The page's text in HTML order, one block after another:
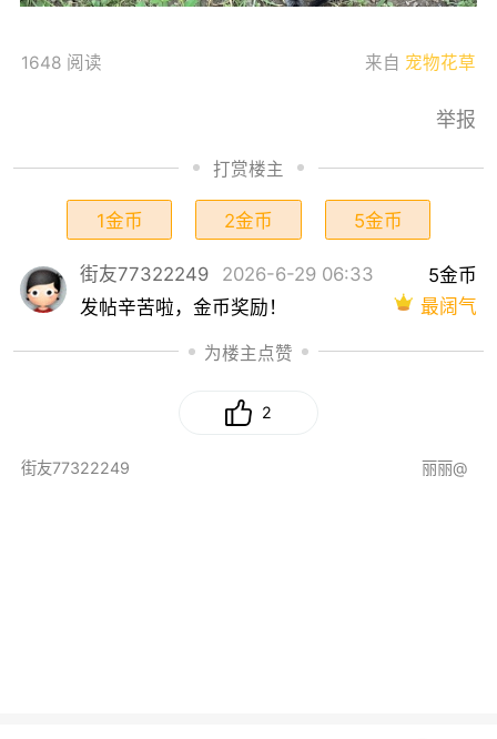
1648 阅读 来自 宠物花草
举报
打赏楼主
1金币 2金币 5金币
街友77322249
2026-6-29 06:33
发帖辛苦啦，金币奖励！
5金币
最阔气
为楼主点赞
2
街友77322249 丽丽@